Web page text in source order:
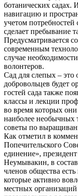
ботанических садах.
навигацию и
учетом
сделает пребывание
Предусматривается
современным
случае
волонтеров.
Сад для слепых – это
добровольцев будет
гостей сада также
классы и лекции
во время которых они
наиболее необычных
советы по
Как отметил в
Попечительского
единение»,
Неумывакин, в
членов общества
которые активно
местных